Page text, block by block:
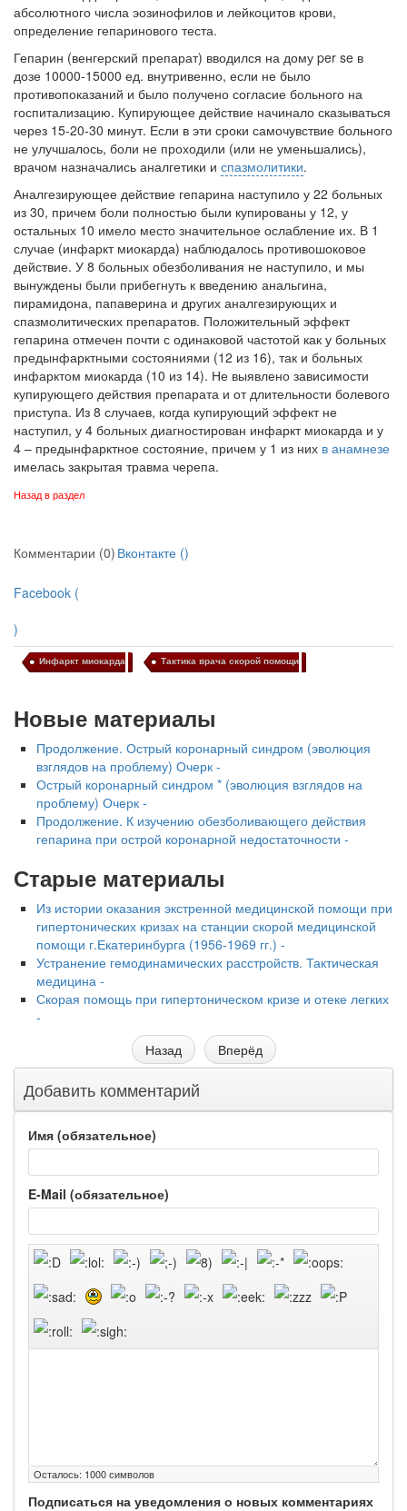
абсолютного числа эозинофилов и лейкоцитов крови,
определение гепаринового теста.
Гепарин (венгерский препарат) вводился на дому per se в
дозе 10000-15000 ед. внутривенно, если не было
противопоказаний и было получено согласие больного на
госпитализацию. Купирующее действие начинало сказываться
через 15-20-30 минут. Если в эти сроки самочувствие больного
не улучшалось, боли не проходили (или не уменьшались),
врачом назначались аналгетики и спазмолитики.
Аналгезирующее действие гепарина наступило у 22 больных
из 30, причем боли полностью были купированы у 12, у
остальных 10 имело место значительное ослабление их. В 1
случае (инфаркт миокарда) наблюдалось противошоковое
действие. У 8 больных обезболивания не наступило, и мы
вынуждены были прибегнуть к введению анальгина,
пирамидона, папаверина и других аналгезирующих и
спазмолитических препаратов. Положительный эффект
гепарина отмечен почти с одинаковой частотой как у больных
предынфарктными состояниями (12 из 16), так и больных
инфарктом миокарда (10 из 14). Не выявлено зависимости
купирующего действия препарата и от длительности болевого
приступа. Из 8 случаев, когда купирующий эффект не
наступил, у 4 больных диагностирован инфаркт миокарда и у
4 – предынфарктное состояние, причем у 1 из них в анамнезе
имелась закрытая травма черепа.
Назад в раздел
Комментарии (0) Вконтакте ()
Facebook (
)
Инфаркт миокарда Тактика врача скорой помощи
Новые материалы
Продолжение. Острый коронарный синдром (эволюция
взглядов на проблему) Очерк -
Острый коронарный синдром * (эволюция взглядов на
проблему) Очерк -
Продолжение. К изучению обезболивающего действия
гепарина при острой коронарной недостаточности -
Старые материалы
Из истории оказания экстренной медицинской помощи при
гипертонических кризах на станции скорой медицинской
помощи г.Екатеринбурга (1956-1969 гг.) -
Устранение гемодинамических расстройств. Тактическая
медицина -
Скорая помощь при гипертоническом кризе и отеке легких
-
Назад
Вперёд
Добавить комментарий
Имя (обязательное)
E-Mail (обязательное)
Осталось: 1000символов
Подписаться на уведомления о новых комментариях